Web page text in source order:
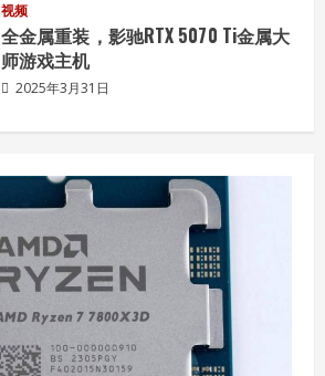
视频
全金属重装，影驰RTX 5070 Ti金属大
师游戏主机
2025年3月31日